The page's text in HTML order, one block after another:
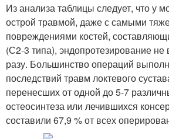
Из анализа таблицы следует, что у
острой травмой, даже с самыми
повреждениями костей,
(С2-3 типа), эндопротезирование
разу. Большинство операций
последствий травм локтевого
перенесших от одной до 5-7
остеосинтеза или лечившихся
составили 67,9 % от всех